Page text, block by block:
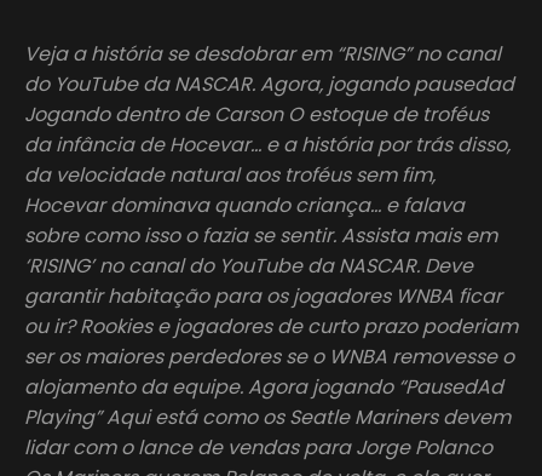
Veja a história se desdobrar em “RISING” no canal
do YouTube da NASCAR. Agora, jogando pausedad
Jogando dentro de Carson O estoque de troféus
da infância de Hocevar… e a história por trás disso,
da velocidade natural aos troféus sem fim,
Hocevar dominava quando criança… e falava
sobre como isso o fazia se sentir. Assista mais em
‘RISING’ no canal do YouTube da NASCAR. Deve
garantir habitação para os jogadores WNBA ficar
ou ir? Rookies e jogadores de curto prazo poderiam
ser os maiores perdedores se o WNBA removesse o
alojamento da equipe. Agora jogando “PausedAd
Playing” Aqui está como os Seatle Mariners devem
lidar com o lance de vendas para Jorge Polanco